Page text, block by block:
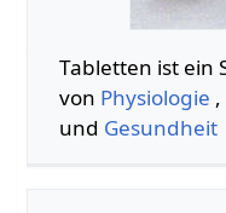
Tabletten‏‎ ist ein Substantiv im Kontext
von Physiologie ,
und Gesundheit